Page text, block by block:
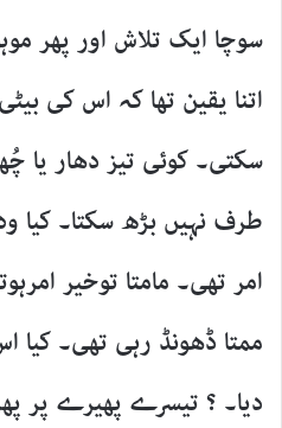
سوچا ایک تلاش اور پھر
اتنا یقین تھا کہ اس کی
سکتی۔ کوئی تیز دھار یا
طرف نہیں بڑھ سکتا۔ کیا
امر تھی۔ مامتا توخیر
ممتا ڈھونڈ رہی تھی۔ کیا
دیا۔ ؟ تیسرے پھیرے پر